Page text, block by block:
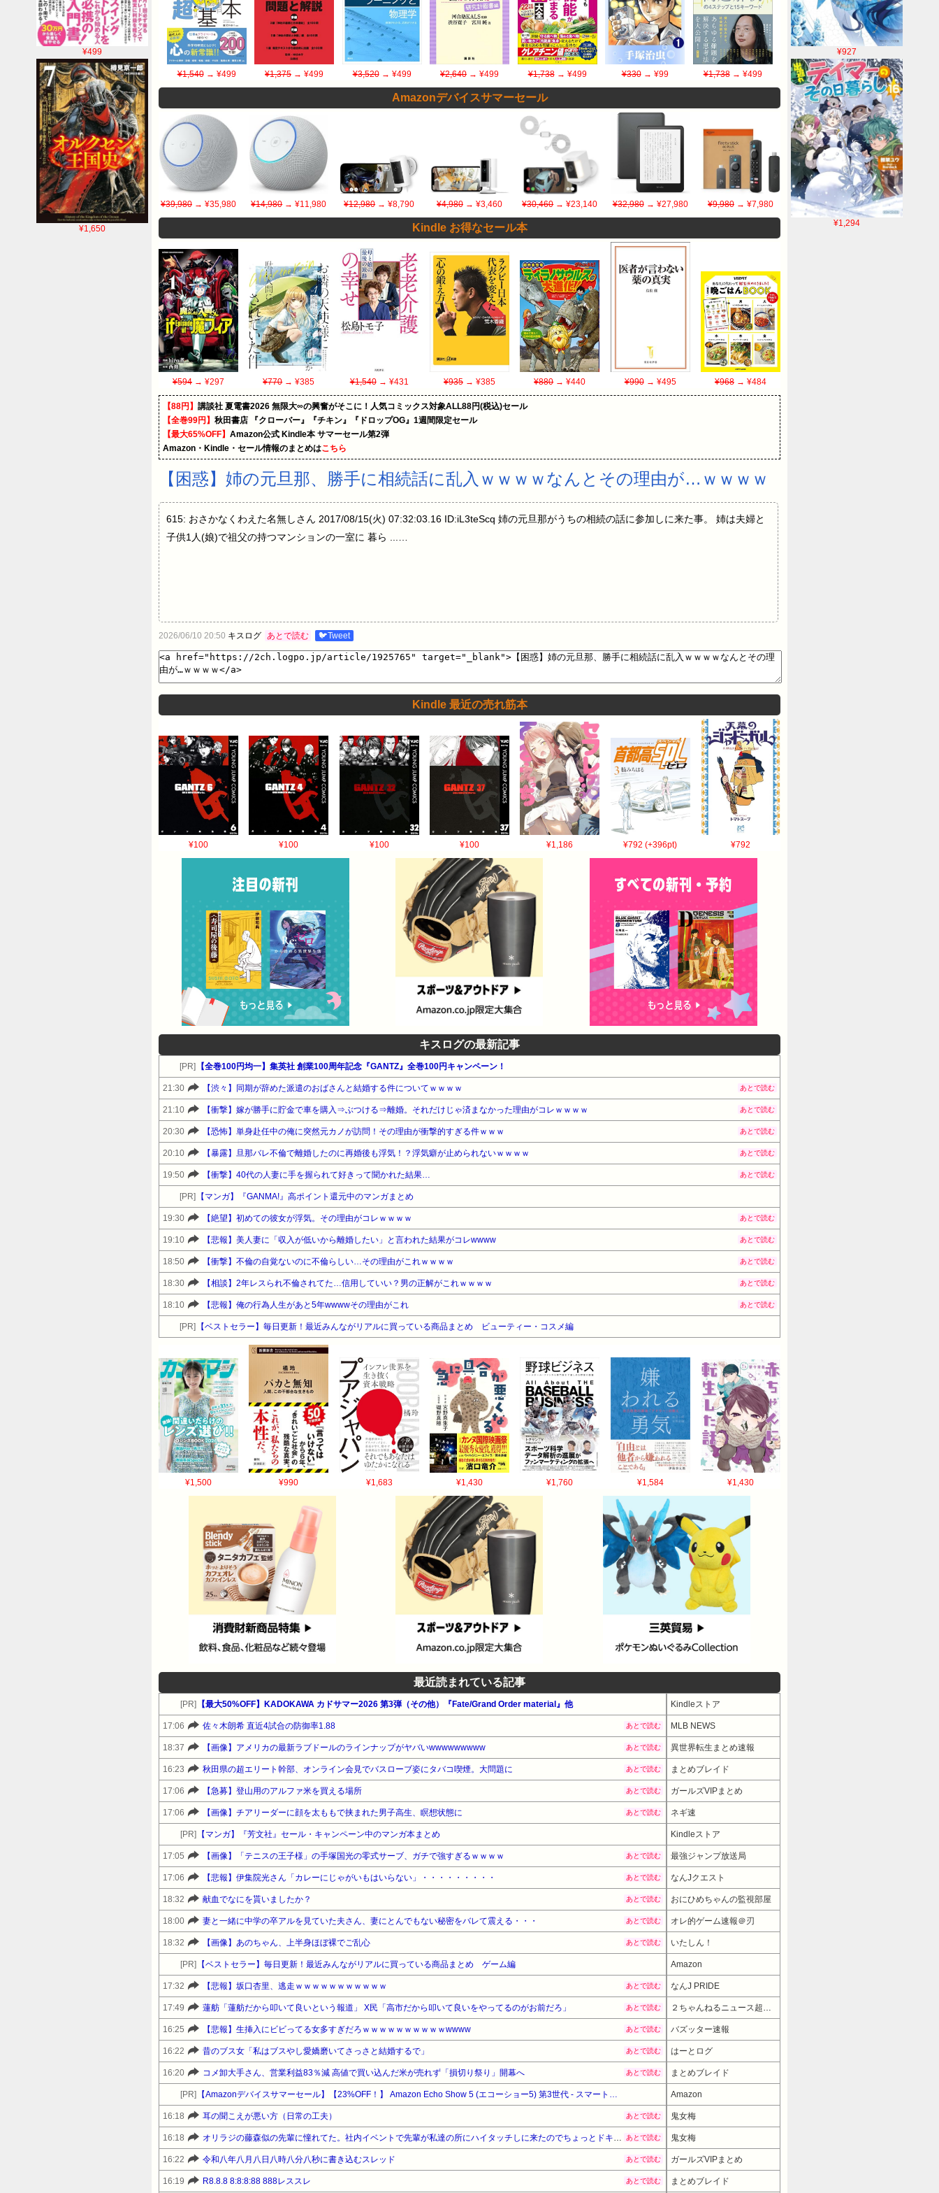
¥927
¥1,294
¥499
¥1,650
¥1,540→ ¥499 ¥1,375 → ¥499 ¥3,520→ ¥499 ¥2,640 → ¥499 ¥1,738→ ¥499 ¥330→ ¥99 ¥1,738→ ¥499
Amazonデバイスサマーセール
¥39,980 → ¥35,980 ¥14,980→ ¥11,980 ¥12,980→ ¥8,790 ¥4,980→ ¥3,460 ¥30,460→ ¥23,140 ¥32,980→ ¥27,980 ¥9,980→ ¥7,980
Kindle お得なセール本
¥594 → ¥297 ¥770→ ¥385 ¥1,540→ ¥431 ¥935→ ¥385 ¥880→ ¥440 ¥990→ ¥495 ¥968→ ¥484
【88円】 講談社 夏電書2026 無限大∞の興奮がそこに！人気コミックス対象ALL88円(税込)セール
【全巻99円】 秋田書店 『クローバー』『チキン』『ドロップOG』1週間限定セール
【最大65%OFF】 Amazon公式 Kindle本 サマーセール第2弾
Amazon・Kindle・セール情報のまとめはこちら
【困惑】姉の元旦那、勝手に相続話に乱入ｗｗｗｗなんとその理由が…ｗｗｗｗ
615: おさかなくわえた名無しさん 2017/08/15(火) 07:32:03.16 ID:iL3teScq 姉の元旦那がうちの相続の話に参加しに来た事。 姉は夫婦と
子供1人(娘)で祖父の持つマンションの一室に 暮ら ...…
2026/06/10 20:50 キスログ あとで読む 🐦Tweet
Kindle 最近の売れ筋本
¥100 ¥100 ¥100 ¥100 ¥1,186 ¥792 (+396pt) ¥792
キスログの最新記事
[PR] 【全巻100円均一】集英社 創業100周年記念『GANTZ』全巻100円キャンペーン！
21:30 【渋々】同期が辞めた派遣のおばさんと結婚する件についてｗｗｗｗ あとで読む
21:10 【衝撃】嫁が勝手に貯金で車を購入⇒ぶつける⇒離婚。それだけじゃ済まなかった理由がコレｗｗｗｗ あとで読む
20:30 【恐怖】単身赴任中の俺に突然元カノが訪問！その理由が衝撃的すぎる件ｗｗｗ あとで読む
20:10 【暴露】旦那バレ不倫で離婚したのに再婚後も浮気！？浮気癖が止められないｗｗｗｗ あとで読む
19:50 【衝撃】40代の人妻に手を握られて好きって聞かれた結果… あとで読む
[PR] 【マンガ】『GANMA!』高ポイント還元中のマンガまとめ
19:30 【絶望】初めての彼女が浮気。その理由がコレｗｗｗｗ あとで読む
19:10 【悲報】美人妻に「収入が低いから離婚したい」と言われた結果がコレwwww あとで読む
18:50 【衝撃】不倫の自覚ないのに不倫らしい…その理由がこれｗｗｗｗ あとで読む
18:30 【相談】2年レスられ不倫されてた…信用していい？男の正解がこれｗｗｗｗ あとで読む
18:10 【悲報】俺の行為人生があと5年wwwwその理由がこれ あとで読む
[PR] 【ベストセラー】毎日更新！最近みんながリアルに買っている商品まとめ ビューティー・コスメ編
¥1,500 ¥990 ¥1,683 ¥1,430 ¥1,760 ¥1,584 ¥1,430
最近読まれている記事
[PR] 【最大50%OFF】KADOKAWA カドサマー2026 第3弾（その他）『Fate/Grand Order material』他 Kindleストア
17:06 佐々木朗希 直近4試合の防御率1.88 あとで読む MLB NEWS
18:37 【画像】アメリカの最新ラブドールのラインナップがヤバいwwwwwwwww あとで読む 異世界転生まとめ速報
16:23 秋田県の超エリート幹部、オンライン会見でバスローブ姿にタバコ喫煙。大問題に あとで読む まとめブレイド
17:06 【急募】登山用のアルファ米を買える場所 あとで読む ガールズVIPまとめ
17:06 【画像】チアリーダーに顔を太ももで挟まれた男子高生、瞑想状態に あとで読む ネギ速
[PR] 【マンガ】『芳文社』セール・キャンペーン中のマンガ本まとめ Kindleストア
17:05 【画像】「テニスの王子様」の手塚国光の零式サーブ、ガチで強すぎるｗｗｗｗ あとで読む 最強ジャンプ放送局
17:06 【悲報】伊集院光さん「カレーにじゃがいもはいらない」・・・・・・・・・ あとで読む なんJクエスト
18:32 献血でなにを貰いましたか？ あとで読む おにひめちゃんの監視部屋
18:00 妻と一緒に中学の卒アルを見ていた夫さん、妻にとんでもない秘密をバレて震える・・・ あとで読む オレ的ゲーム速報＠刃
18:32 【画像】あのちゃん、上半身ほぼ裸でご乱心 あとで読む いたしん！
[PR] 【ベストセラー】毎日更新！最近みんながリアルに買っている商品まとめ ゲーム編 Amazon
17:32 【悲報】坂口杏里、逃走ｗｗｗｗｗｗｗｗｗｗｗ あとで読む なんJ PRIDE
17:49 蓮舫「蓮舫だから叩いて良いという報道」 X民「高市だから叩いて良いをやってるのがお前だろ」 あとで読む
16:25 【悲報】生挿入にビビってる女多すぎだろｗｗｗｗｗｗｗｗｗｗwwww あとで読む バズッター速報
16:22 昔のブス女「私はブスやし愛嬌磨いてさっさと結婚するで」 あとで読む はーとログ
16:20 コメ卸大手さん、営業利益83％減 高値で買い込んだ米が売れず「損切り祭り」開幕へ あとで読む まとめブレイド
[PR] Amazon
16:18 耳の聞こえが悪い方（日常の工夫） あとで読む 鬼女梅
16:18 あとで読む 鬼女梅
16:22 令和八年八月八日八時八分八秒に書き込むスレッド あとで読む ガールズVIPまとめ
16:19 R8.8.8 8:8:8:88 888レススレ あとで読む まとめブレイド